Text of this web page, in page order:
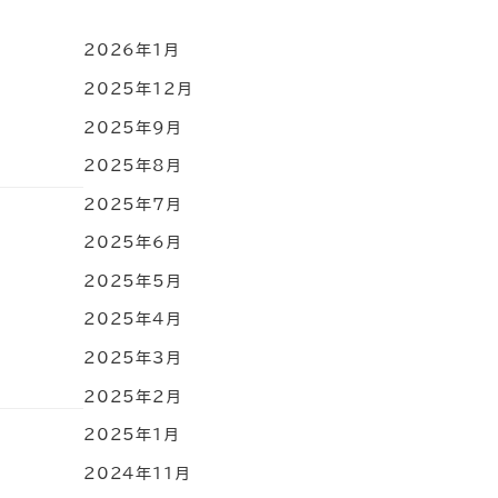
2026年1月
2025年12月
2025年9月
2025年8月
2025年7月
2025年6月
2025年5月
2025年4月
2025年3月
2025年2月
2025年1月
2024年11月